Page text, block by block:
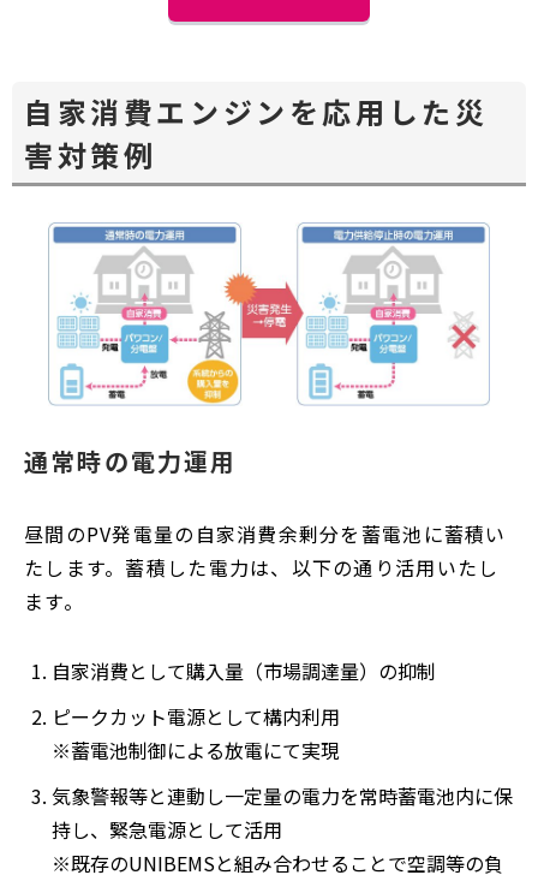
自家消費エンジンを応用した災
害対策例
通常時の電力運用
昼間のPV発電量の自家消費余剰分を蓄電池に蓄積い
たします。蓄積した電力は、以下の通り活用いたし
ます。
自家消費として購入量（市場調達量）の抑制
ピークカット電源として構内利用
※蓄電池制御による放電にて実現
気象警報等と連動し一定量の電力を常時蓄電池内に保
持し、緊急電源として活用
※既存のUNIBEMSと組み合わせることで空調等の負